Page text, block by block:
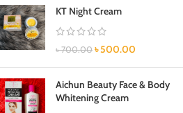
KT Night Cream
৳700.00 ৳500.00
Aichun Beauty Face & Body
Whitening Cream